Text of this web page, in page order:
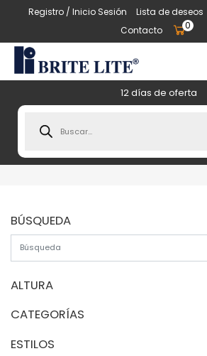
Registro / Inicio Sesión Lista de deseos
Contacto
0
12 días de oferta
search
BÚSQUEDA
ALTURA
CATEGORÍAS
ESTILOS